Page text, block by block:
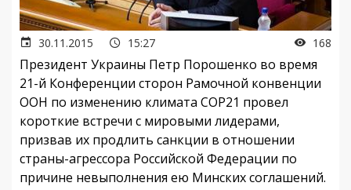
30.11.2015 15:27 168
Президент Украины Петр Порошенко во время
21-й Конференции сторон Рамочной конвенции
ООН по изменению климата COP21 провел
короткие встречи с мировыми лидерами,
призвав их продлить санкции в отношении
страны-агрессора Российской Федерации по
причине невыполнения ею Минских соглашений.